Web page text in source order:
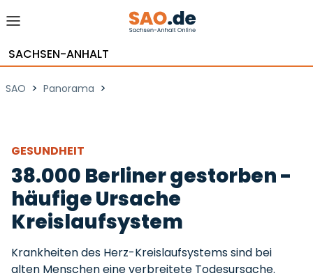
SACHSEN-ANHALT
SAO > Panorama >
GESUNDHEIT
38.000 Berliner gestorben -
häufige Ursache
Kreislaufsystem
Krankheiten des Herz-Kreislaufsystems sind bei
alten Menschen eine verbreitete Todesursache.